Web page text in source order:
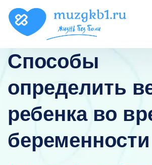
Способы
определить
ребенка во
беременности